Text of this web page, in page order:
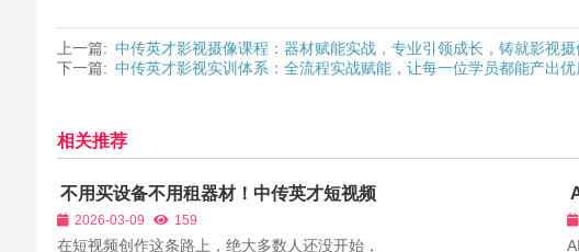
上一篇: 中传英才影视摄像课程：器材赋能实战，专业引领成长，铸就影视
下一篇: 中传英才影视实训体系：全流程实战赋能，让每一位学员都能产出优
相关推荐
不用买设备不用租器材！中传英才短视频
全流程班，专业设备全天开放，创作零门
槛
2026-03-09 159
在短视频创作这条路上，绝大多数人还没开始，